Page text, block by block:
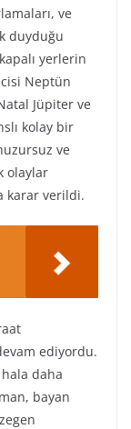
ve
duyduğu
yerlerin
Neptün
Jüpiter ve
kolay bir
ve
olaylar
karar verildi.
ediyordu.
daha
bayan